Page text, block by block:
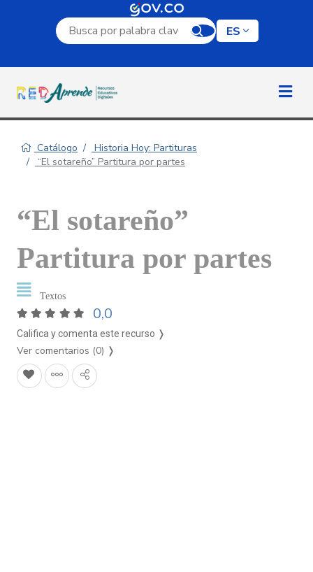
Campo de búsqueda por palabra clave
ES
Catálogo
Historia Hoy: Partituras
“El sotareño” Partitura por partes
“El sotareño”
Partitura por partes
Textos
0,0
Califica y comenta este recurso ❭
Ver comentarios (0) ❭